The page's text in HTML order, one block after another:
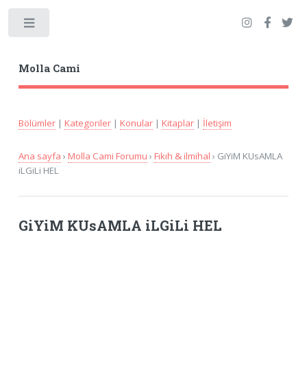
Molla Cami
Bölümler| Kategoriler| Konular| Kitaplar| İletişim
Ana sayfa › Molla Cami Forumu › Fıkıh & ilmihal › GiYiM KUsAMLA
iLGiLi HEL
GiYiM KUsAMLA iLGiLi HEL